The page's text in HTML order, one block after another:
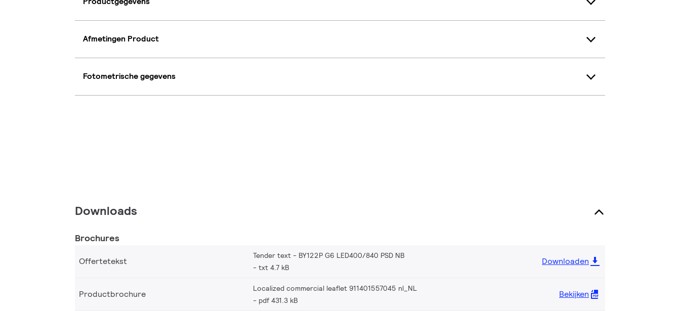
Afmetingen Product
Fotometrische gegevens
Downloads
Brochures
Offertetekst
Tender text - BY122P G6 LED400/840 PSD NB
txt 4.7 kB
Downloaden
Productbrochure
Localized commercial leaflet 911401557045 nl_NL
pdf 431.3 kB
Bekijken